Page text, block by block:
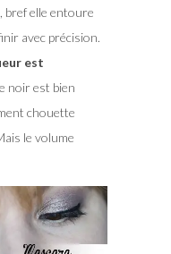
bref elle entoure
avec précision.
est
le noir est bien
chouette
le volume